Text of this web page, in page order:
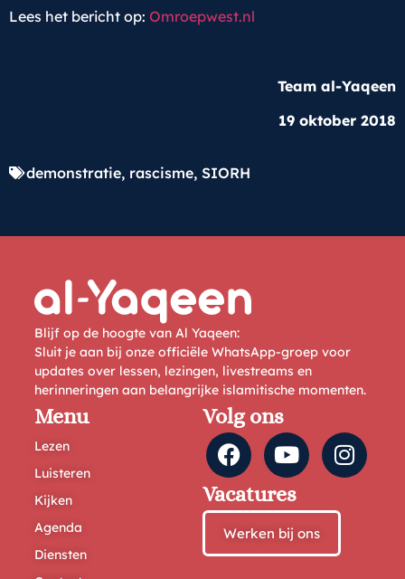
Lees het bericht op: Omroepwest.nl
Team al-Yaqeen
19 oktober 2018
demonstratie, rascisme, SIORH
Blijf op de hoogte van Al Yaqeen:
Sluit je aan bij onze officiële WhatsApp-groep voor
updates over lessen, lezingen, livestreams en
herinneringen aan belangrijke islamitische momenten.
Menu
Lezen
Luisteren
Kijken
Agenda
Diensten
Volg ons
Vacatures
Werken bij ons